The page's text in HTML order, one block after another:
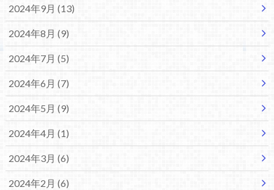
2024年9月 (13)
2024年8月 (9)
2024年7月 (5)
2024年6月 (7)
2024年5月 (9)
2024年4月 (1)
2024年3月 (6)
2024年2月 (6)